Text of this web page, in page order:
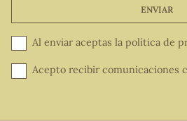
ENVIAR
Al enviar aceptas la política de
Acepto recibir comunicaciones